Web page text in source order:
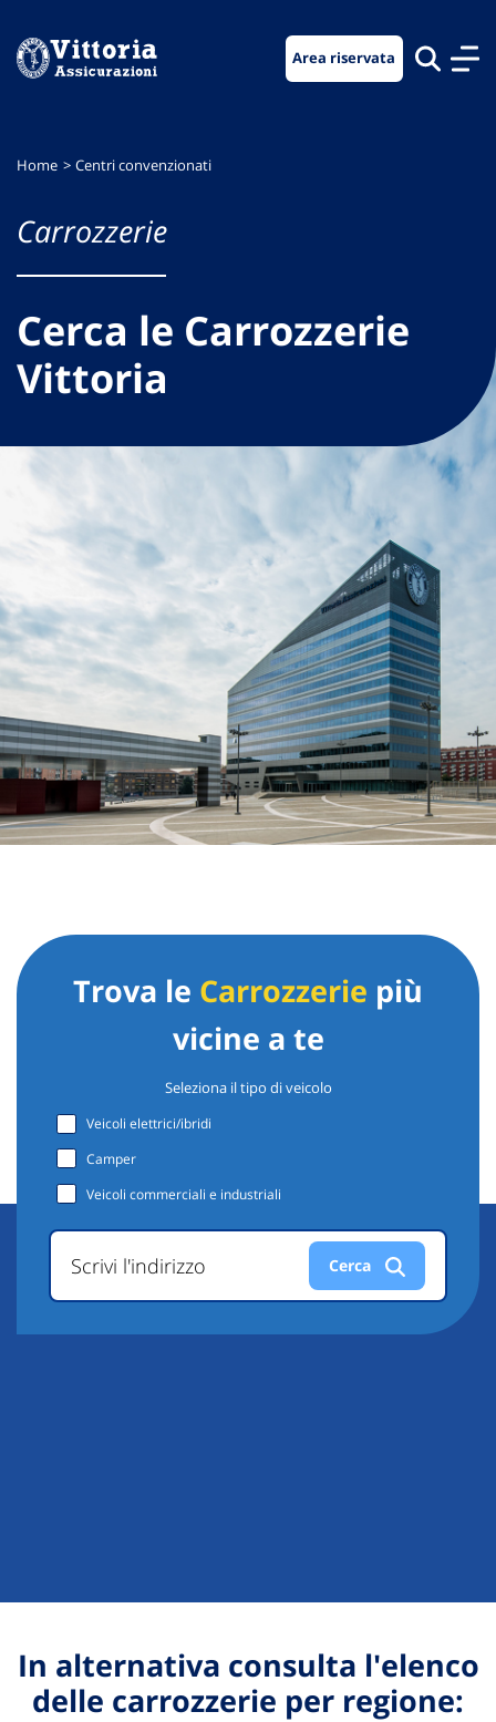
menu
contenuto
footer
Area riservata
Home Centri convenzionati
Carrozzerie
Cerca le Carrozzerie
Vittoria
Trova le Carrozzerie più
vicine a te
Seleziona il tipo di veicolo
Veicoli elettrici/ibridi
Camper
Veicoli commerciali e industriali
Scrivi l'indirizzo Cerca
In alternativa consulta l'elenco
delle carrozzerie per regione: